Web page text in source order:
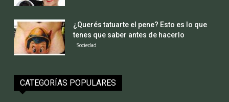
¿Querés tatuarte el pene? Esto es lo que
tenes que saber antes de hacerlo
Sociedad
CATEGORÍAS POPULARES